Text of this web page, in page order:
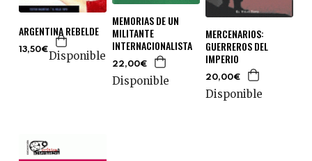
ARGENTINA REBELDE
13,50€Disponible
MEMORIAS DE UN
MILITANTE
INTERNACIONALISTA
22,00€
Disponible
MERCENARIOS:
GUERREROS DEL
IMPERIO
20,00€
Disponible